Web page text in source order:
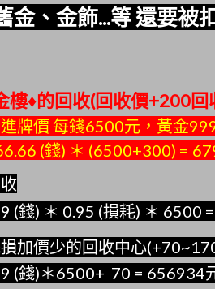
金、 金飾...等 還要被
樓♦的回收(回收價+200回
牌價 每錢6500元，黃金
(錢) ＊ (6500+300) =
(錢) ＊ 0.95 (損耗) ＊ 6500
加價少的回收中心
(錢)＊6500+ 70 = 656934